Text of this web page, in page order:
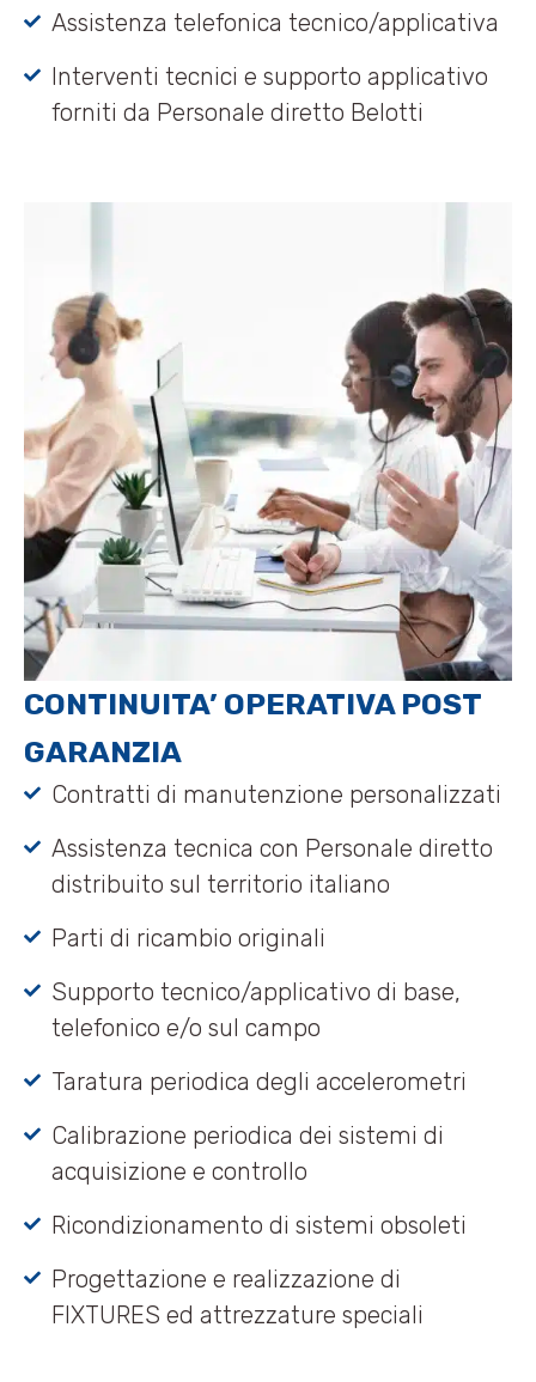
Assistenza telefonica tecnico/applicativa
Interventi tecnici e supporto applicativo
forniti da Personale diretto Belotti
CONTINUITA’ OPERATIVA POST
GARANZIA
Contratti di manutenzione personalizzati
Assistenza tecnica con Personale diretto
distribuito sul territorio italiano
Parti di ricambio originali
Supporto tecnico/applicativo di base,
telefonico e/o sul campo
Taratura periodica degli accelerometri
Calibrazione periodica dei sistemi di
acquisizione e controllo
Ricondizionamento di sistemi obsoleti
Progettazione e realizzazione di
FIXTURES ed attrezzature speciali